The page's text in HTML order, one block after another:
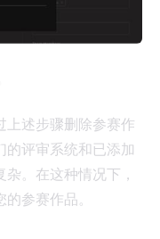
上述步骤删除参赛作
的评审系统和已添加
。在这种情况下，
参赛作品。